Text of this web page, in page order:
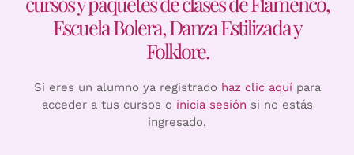
Escuela Bolera, Danza Estilizada y
Folklore.
Si eres un alumno ya registrado haz clic aquípara
acceder a tus cursos o inicia sesión si no estás
ingresado.